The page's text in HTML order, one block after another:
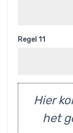
Regel 11
Hier
het